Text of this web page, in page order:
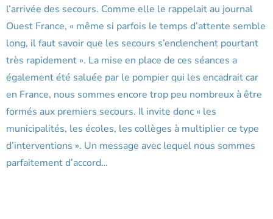
l’arrivée des secours. Comme elle le rappelait au journal
Ouest France, « même si parfois le temps d’attente semble
long, il faut savoir que les secours s’enclenchent pourtant
très rapidement ». La mise en place de ces séances a
également été saluée par le pompier qui les encadrait car
en France, nous sommes encore trop peu nombreux à être
formés aux premiers secours. Il invite donc « les
municipalités, les écoles, les collèges à multiplier ce type
d’interventions ». Un message avec lequel nous sommes
parfaitement d’accord…